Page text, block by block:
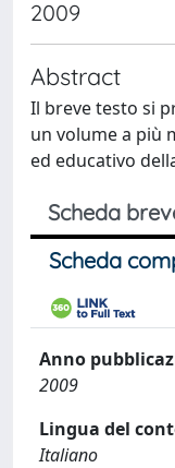
2009
Abstract
Il breve testo si
un volume a più
ed educativo
Scheda
Scheda
Anno
2009
Lingua del
Italiano